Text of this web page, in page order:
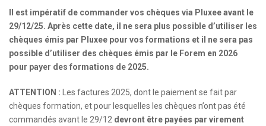
Il est impératif de commander vos chèques via Pluxee avant le
29/12/25. Après cette date, il ne sera plus possible d’utiliser les
chèques émis par Pluxee pour vos formations et il ne sera pas
possible d’utiliser des chèques émis par le Forem en 2026
pour payer des formations de 2025.
ATTENTION : Les factures 2025, dont le paiement se fait par
chèques formation, et pour lesquelles les chèques n’ont pas été
commandés avant le 29/12 devront être payées par virement